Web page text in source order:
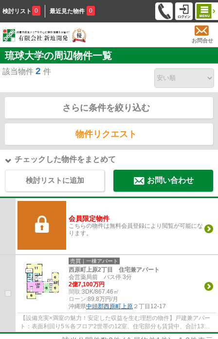
検討リスト 0 最近見た物件 0
お問合せ
琉球大学の周辺物件一覧
該当物件 2 件
さらに条件を絞り込む
物件リクエスト
チェックした物件をまとめて
検討リストに追加 お問い合わせ
会員限定物件
こちらの物件は無料会員登録により閲覧が可能にな
ります。
売買｜一棟アパート
西原町上原2丁目 住宅兼アパート
会営薬局前 バス停 3分
2億7,100万円
間取:3DK/867.46㎡
ローン:89.8万円/月
沖縄県中頭郡西原町上原 ２丁目12-17
【設備充実×満室の魅力！安定した収益を生む理想の物件】戸建兼アパー
ト：表面利回り5％各フロア2世帯の12室、住宅部分も賃貸中、合計13
室。エレベーター・EV充電器・太陽光・各階に宅...